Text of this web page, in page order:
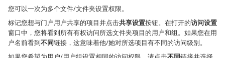
您可以一次为多个文件/文件夹设置权限。
标记您想与门户用户共享的项目并点击共享设置按钮。在打开的访问设置
窗口中，您将看到所有有权访问所选文件夹项目的用户和组。如果您在用
户名前看到不同链接，这意味着他/她对所选项目有不同的访问级别。